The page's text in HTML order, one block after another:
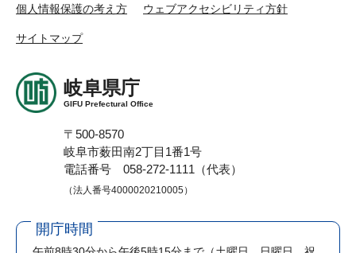
個人情報保護の考え方 ウェブアクセシビリティ方針
サイトマップ
岐阜県庁
GIFU Prefectural Office
〒500-8570
岐阜市薮田南2丁目1番1号
電話番号 058-272-1111（代表）
（法人番号4000020210005）
開庁時間